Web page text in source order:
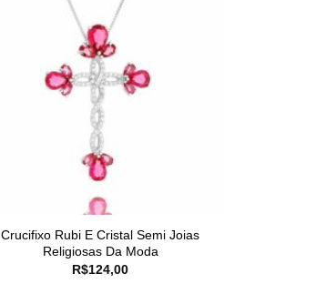
Crucifixo Rubi E Cristal Semi Joias
Religiosas Da Moda
R$124,00